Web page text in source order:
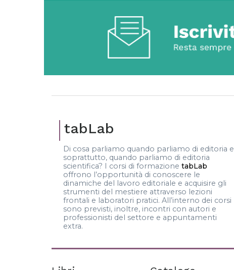
tabLab
Di cosa parliamo quando parliamo di editoria
soprattutto, quando parliamo di editoria
scientifica? I corsi di formazione tabLab
offrono l’opportunità di conoscere le
dinamiche del lavoro editoriale e acquisire gli
strumenti del mestiere attraverso lezioni
frontali e laboratori pratici. All’interno dei corsi
sono previsti, inoltre, incontri con autori e
professionisti del settore e appuntamenti
extra.